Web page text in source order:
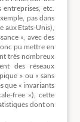
etc.
pas dans
aux Etats-Unis),
», avec des
pu mettre en
très nombreux
des réseaux
» ou « sans
que « invariants
free »), cette
dont on